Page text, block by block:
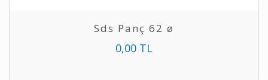
Sds Panç 62 ø
0,00 TL